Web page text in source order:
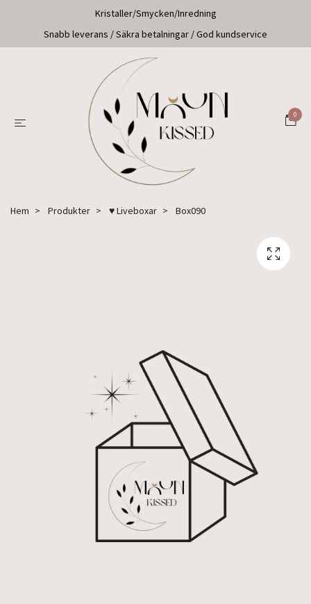
Kristaller/Smycken/Inredning
Snabb leverans / Säkra betalningar / God kundservice
0
Hem Produkter ♥ Liveboxar Box090